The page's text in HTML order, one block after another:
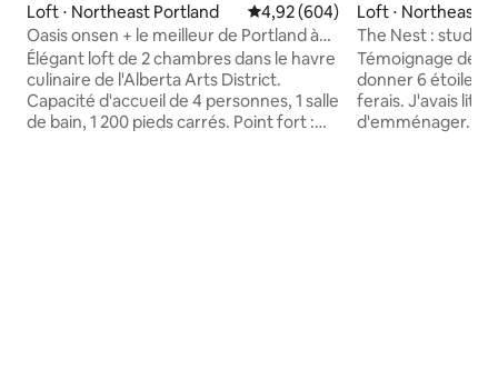
Loft ⋅ Northeast Portland Évaluation moyenne sur la
4,92 (604)
Oasis onsen + le meilleur de Portland à
vos pieds
Élégant loft de 2 chambres dans le havre
culinaire de l'Alberta Arts District.
Capacité d'accueil de 4 personnes, 1 salle
de bain, 1 200 pieds carrés. Point fort :
Loft ⋅ Northeast
The Nest : studio
et paisible
Témoignage de
donner 6 étoiles
ferais. J'avais
d'emménager. »